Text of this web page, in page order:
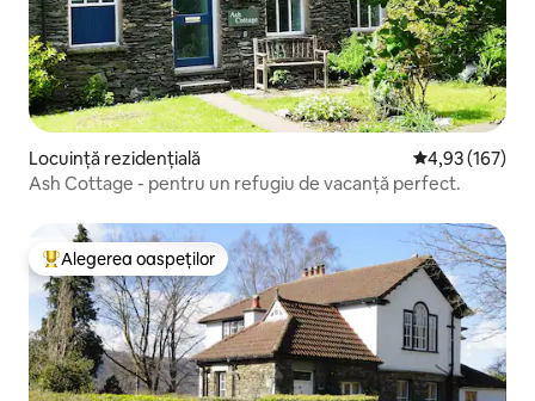
Locuință rezidențială Scor mediu de
4,93 (167)
Ash Cottage - pentru un refugiu de vacanță perfect.
Locuință din topul categoriei Alegerea oaspeților
Alegerea oaspeților